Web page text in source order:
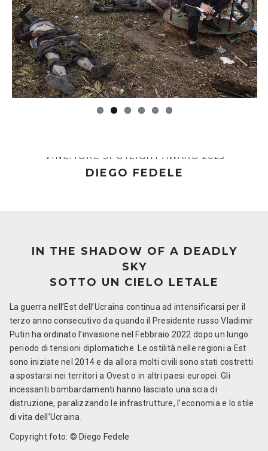
Previous Next
VINCITORE SPOTLIGHT AWARD 2025
DIEGO FEDELE
IN THE SHADOW OF A DEADLY
SKY
SOTTO UN CIELO LETALE
La guerra nell’Est dell’Ucraina continua ad intensificarsi per il
terzo anno consecutivo da quando il Presidente russo Vladimir
Putin ha ordinato l’invasione nel Febbraio 2022 dopo un lungo
periodo di tensioni diplomatiche. Le ostilità nelle regioni a Est
sono iniziate nel 2014 e da allora molti civili sono stati costretti
a spostarsi nei territori a Ovest o in altri paesi europei. Gli
incessanti bombardamenti hanno lasciato una scia di
distruzione, paralizzando le infrastrutture, l’economia e lo stile
di vita dell’Ucraina.
Copyright foto: © Diego Fedele